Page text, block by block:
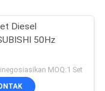
Diesel
50Hz
MOQ:1 Set